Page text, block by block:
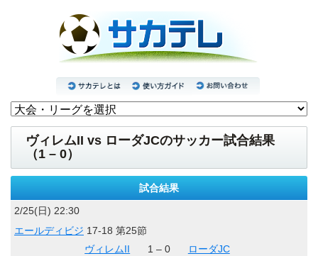
ヴィレムII vs ローダJCのサッカー試合結果
（1 – 0）
試合結果
2/25(日) 22:30
エールディビジ 17-18 第25節
ヴィレムII
1 – 0 ローダJC